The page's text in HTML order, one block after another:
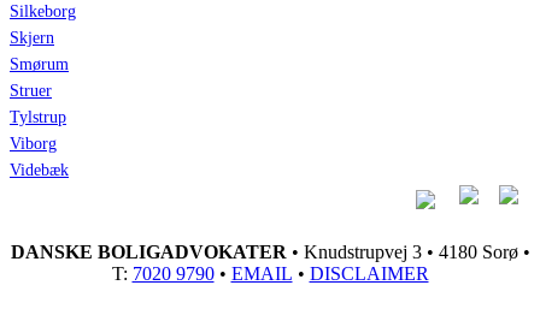
Silkeborg
Skjern
Smørum
Struer
Tylstrup
Viborg
Videbæk
DANSKE BOLIGADVOKATER • Knudstrupvej 3 • 4180 Sorø •
T: 7020 9790• EMAIL • DISCLAIMER